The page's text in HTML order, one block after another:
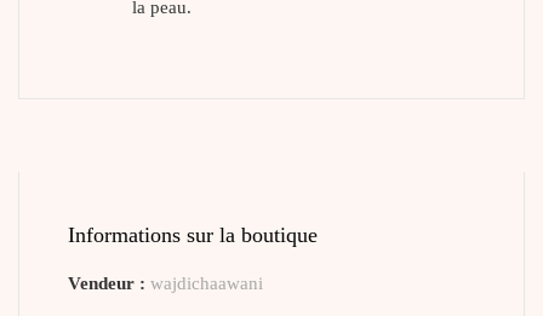
la peau.
Informations sur la boutique
Vendeur : wajdichaawani